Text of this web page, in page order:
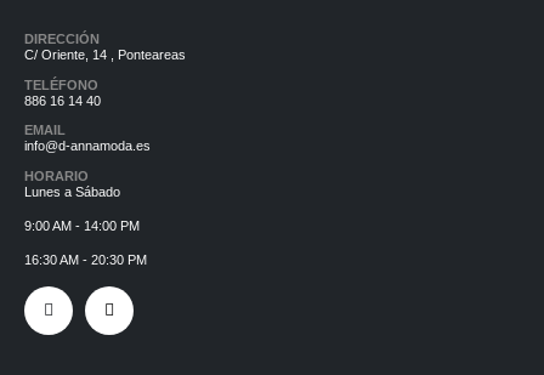
DIRECCIÓN
C/ Oriente, 14 , Ponteareas
TELÉFONO
886 16 14 40
EMAIL
info@d-annamoda.es
HORARIO
Lunes a Sábado
9:00 AM - 14:00 PM
16:30 AM - 20:30 PM